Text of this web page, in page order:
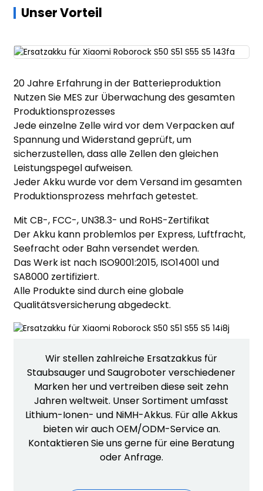
Unser Vorteil
20 Jahre Erfahrung in der Batterieproduktion
Nutzen Sie MES zur Überwachung des gesamten
Produktionsprozesses
Jede einzelne Zelle wird vor dem Verpacken auf
Spannung und Widerstand geprüft, um
sicherzustellen, dass alle Zellen den gleichen
Leistungspegel aufweisen.
Jeder Akku wurde vor dem Versand im gesamten
Produktionsprozess mehrfach getestet.
Mit CB-, FCC-, UN38.3- und RoHS-Zertifikat
Der Akku kann problemlos per Express, Luftfracht,
Seefracht oder Bahn versendet werden.
Das Werk ist nach ISO9001:2015, ISO14001 und
SA8000 zertifiziert.
Alle Produkte sind durch eine globale
Qualitätsversicherung abgedeckt.
Wir stellen zahlreiche Ersatzakkus für
Staubsauger und Saugroboter verschiedener
Marken her und vertreiben diese seit zehn
Jahren weltweit. Unser Sortiment umfasst
Lithium-Ionen- und NiMH-Akkus. Für alle Akkus
bieten wir auch OEM/ODM-Service an.
Kontaktieren Sie uns gerne für eine Beratung
oder Anfrage.